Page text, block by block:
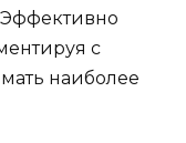
с
наиболее